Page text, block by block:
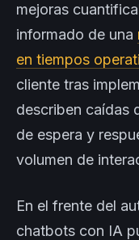
mejoras
informado de una
en tiempos
cliente tras
describen caídas
de espera y
volumen de
En el frente del
chatbots con IA